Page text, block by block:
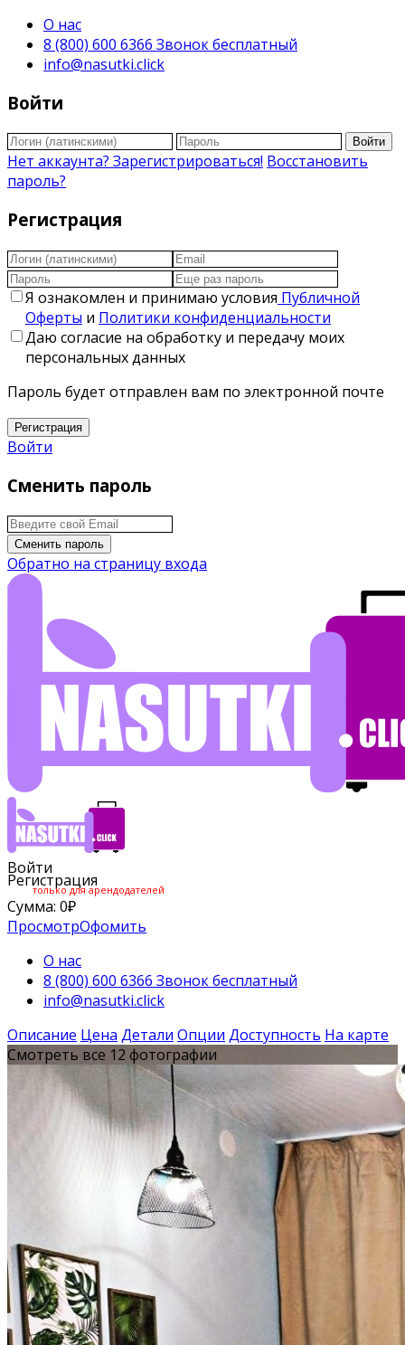
О нас
8 (800) 600 6366 Звонок бесплатный
info@nasutki.click
Войти
Войти
Нет аккаунта? Зарегистрироваться! Восстановить
пароль?
Регистрация
Я ознакомлен и принимаю условия Публичной
Оферты и Политики конфиденциальности
Даю согласие на обработку и передачу моих
персональных данных
Пароль будет отправлен вам по электронной почте
Регистрация
Войти
Сменить пароль
Сменить пароль
Обратно на страницу входа
Войти
Регистрация
только для арендодателей
Сумма: 0₽
ПросмотрОфомить
О нас
8 (800) 600 6366 Звонок бесплатный
info@nasutki.click
Описание Цена Детали Опции Доступность На карте
Смотреть все 12 фотографии